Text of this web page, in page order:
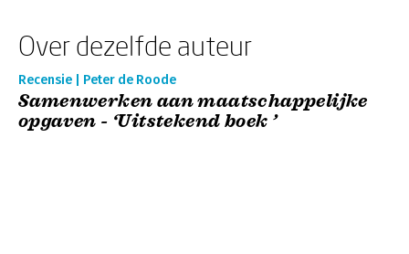
Over dezelfde auteur
Recensie | Peter de Roode
Samenwerken aan maatschappelijke
opgaven - ‘Uitstekend boek ’